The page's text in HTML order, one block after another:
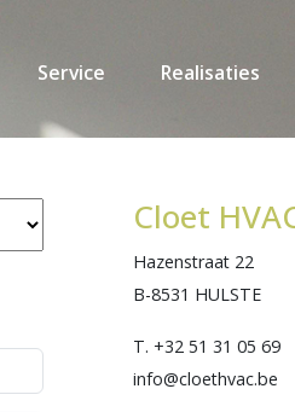
Service Realisaties
Cloet
Hazenstraat 22
B-8531 HULSTE
T. +32 51 31 05 69
info@cloethvac.be